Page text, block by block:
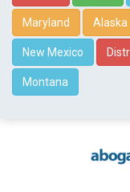
Maryland Alaska
New Mexico
Montana